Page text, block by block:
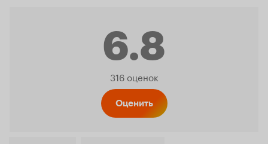
6.8
Рейтинг
316 оценок
Оценить